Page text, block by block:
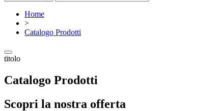
Home
>
Catalogo Prodotti
titolo
Catalogo Prodotti
Scopri la nostra offerta